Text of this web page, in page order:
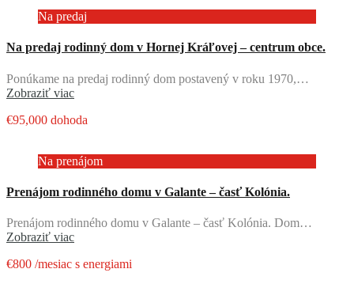
Na predaj
Na predaj rodinný dom v Hornej Kráľovej – centrum obce.
Ponúkame na predaj rodinný dom postavený v roku 1970,…
Zobraziť viac
€95,000 dohoda
Na prenájom
Prenájom rodinného domu v Galante – časť Kolónia.
Prenájom rodinného domu v Galante – časť Kolónia. Dom…
Zobraziť viac
€800 /mesiac s energiami